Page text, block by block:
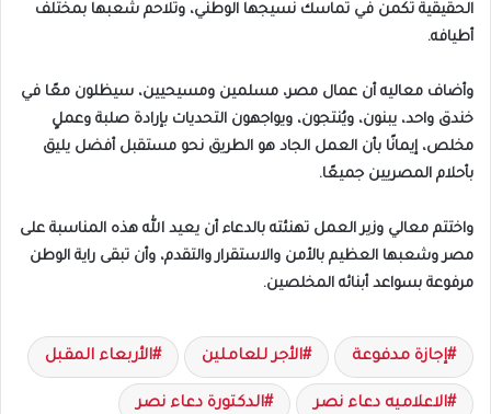
الحقيقية تكمن في تماسك نسيجها الوطني، وتلاحم شعبها بمختلف
أطيافه.
وأضاف معاليه أن عمال مصر، مسلمين ومسيحيين، سيظلون معًا في
خندق واحد، يبنون، ويُنتجون، ويواجهون التحديات بإرادة صلبة وعملٍ
مخلص، إيمانًا بأن العمل الجاد هو الطريق نحو مستقبل أفضل يليق
بأحلام المصريين جميعًا.
واختتم معالي وزير العمل تهنئته بالدعاء أن يعيد الله هذه المناسبة على
مصر وشعبها العظيم بالأمن والاستقرار والتقدم، وأن تبقى راية الوطن
مرفوعة بسواعد أبنائه المخلصين.
إجازة مدفوعة الأجر للعاملين الأربعاء المقبل
الاعلاميه دعاء نصر الدكتورة دعاء نصر